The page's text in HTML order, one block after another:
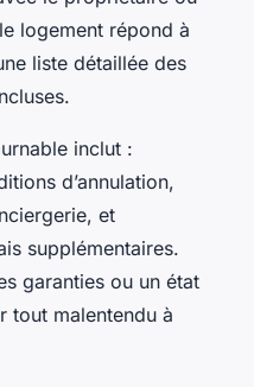
logement répond à
liste détaillée des
inclut :
d’annulation,
et
supplémentaires.
garanties ou un état
tout malentendu à